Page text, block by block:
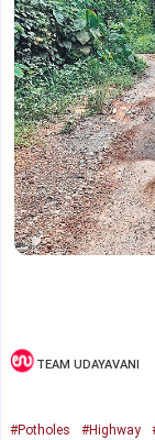
TEAM UDAYAVANI
#Potholes #Highway